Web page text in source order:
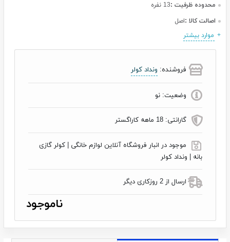
محدوده ظرفيت :13 نفره
اصالت کالا :اصل
موارد بیشتر
فروشنده: ونداد کولر
وضعیت: نو
گارانتی: 18 ماهه کاراگستر
موجود در انبار فروشگاه آنلاین لوازم خانگی | کولر گازی
بانه | ونداد کولر
ارسال از 2 روزکاری دیگر
ناموجود